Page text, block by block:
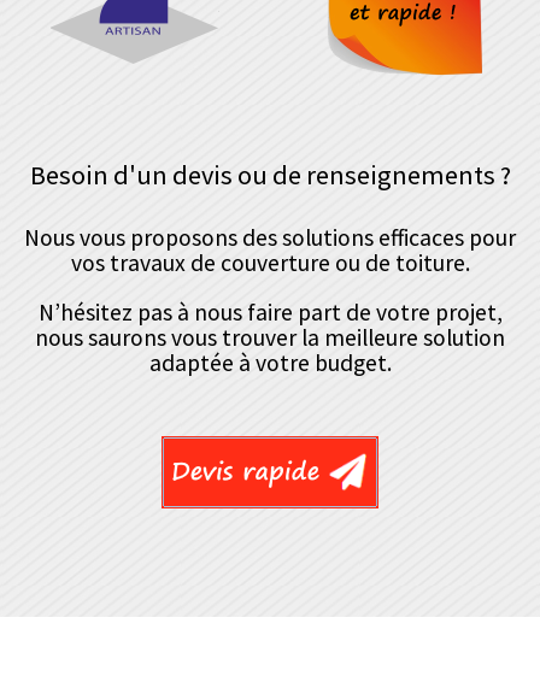
Besoin d'un devis ou de renseignements ?
Nous vous proposons des solutions efficaces pour
vos travaux de couverture ou de toiture.
N’hésitez pas à nous faire part de votre projet,
nous saurons vous trouver la meilleure solution
adaptée à votre budget.